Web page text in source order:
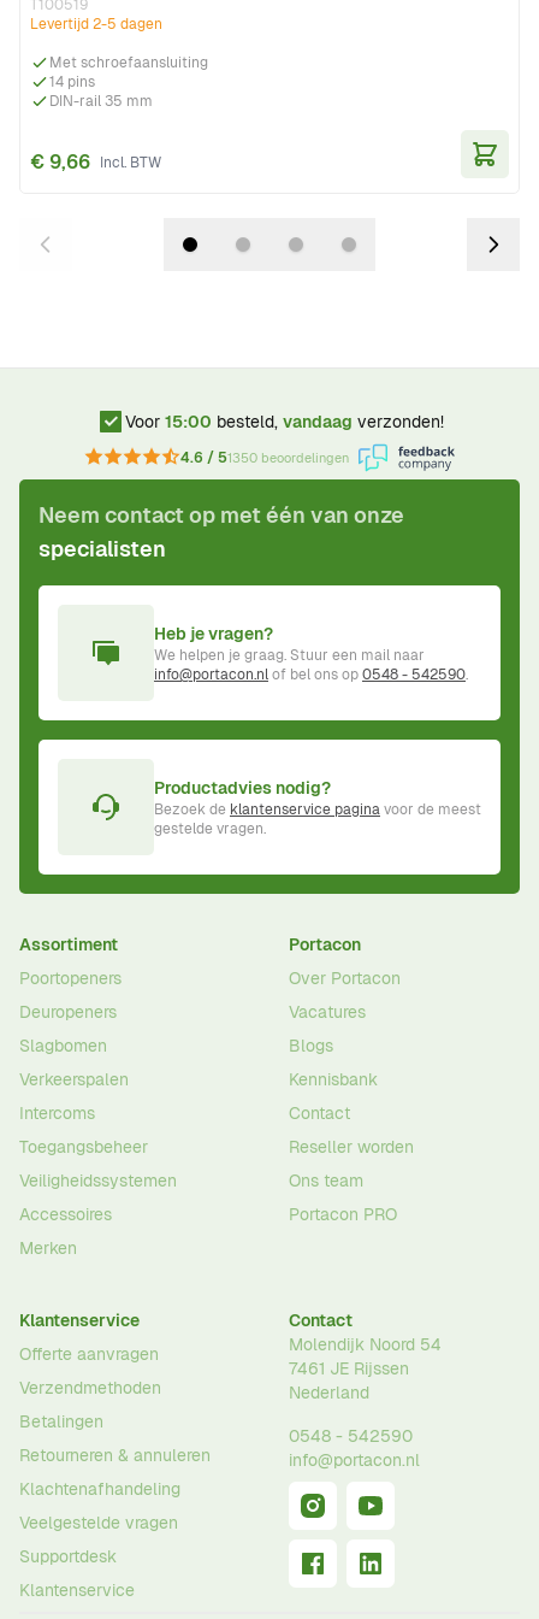
T100519
Levertijd 2-5 dagen
Met schroefaansluiting
14 pins
DIN-rail 35 mm
€ 9,66
Voor 15:00 besteld, vandaag verzonden!
4.6 / 51350 beoordelingen
Neem contact op met één van onze
specialisten
Heb je vragen?
We helpen je graag. Stuur een mail naar
info@portacon.nlof bel ons op0548 - 542590.
Productadvies nodig?
Bezoek de klantenservice paginavoor de meest
gestelde vragen.
Assortiment
Poortopeners
Deuropeners
Slagbomen
Verkeerspalen
Intercoms
Toegangsbeheer
Veiligheidssystemen
Accessoires
Merken
Portacon
Over Portacon
Vacatures
Blogs
Kennisbank
Contact
Reseller worden
Ons team
Portacon PRO
Klantenservice
Offerte aanvragen
Verzendmethoden
Betalingen
Retourneren & annuleren
Klachtenafhandeling
Veelgestelde vragen
Supportdesk
Klantenservice
Contact
Molendijk Noord 54
7461 JE Rijssen
Nederland
0548 - 542590
info@portacon.nl